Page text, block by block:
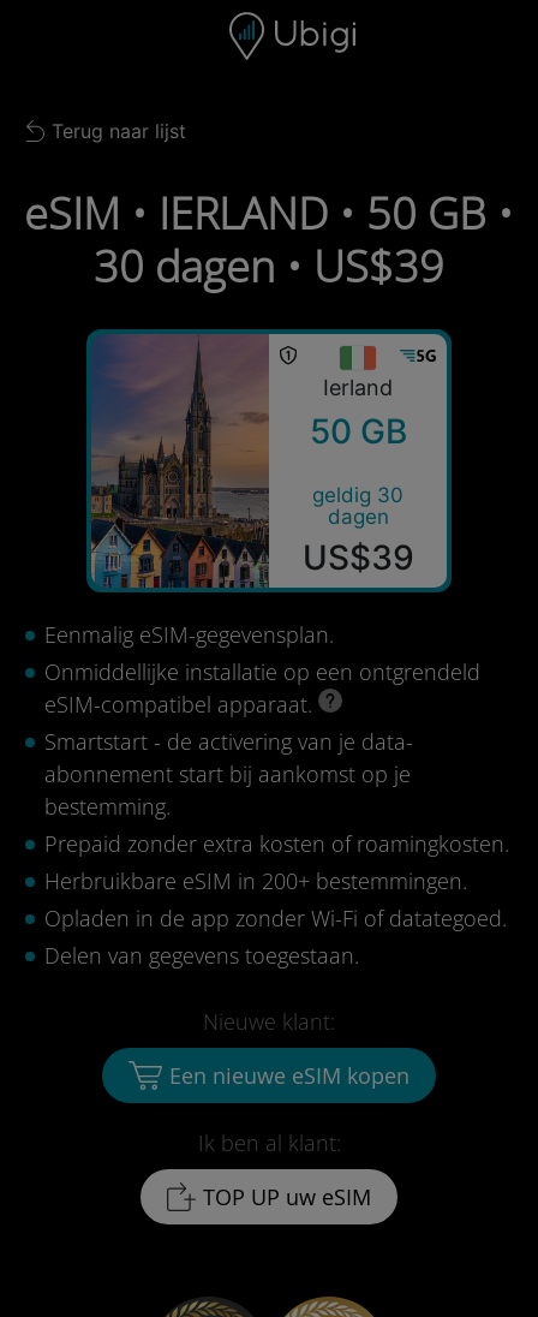
Navigatiebalk Voettekst
Back to list
Terug naar lijst
eSIM • IERLAND • 50 GB •
30 dagen • US$39
Ierland
50 GB
geldig 30
dagen
US$39
Eenmalig eSIM-gegevensplan.
Onmiddellijke installatie op een ontgrendeld
eSIM-compatibel apparaat.
Smartstart - de activering van je data-
abonnement start bij aankomst op je
bestemming.
Prepaid zonder extra kosten of roamingkosten.
Herbruikbare eSIM in 200+ bestemmingen.
Opladen in de app zonder Wi-Fi of datategoed.
Delen van gegevens toegestaan.
Ik ben al klant:
TOP UP uw eSIM
Nieuwe klant:
Een nieuwe eSIM kopen